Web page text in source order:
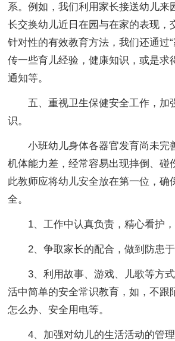
系。例如，我们利用家长接送幼儿来
长交换幼儿近日在园与在家的表现，
针对性的有效教育方法，我们还通过
传一些育儿经验，健康知识，或是求
通知等。
五、重视卫生保健安全工作，加
识。
小班幼儿身体各器官发育尚未完
机体能力差，经常容易出现摔倒、碰
此教师应将幼儿安全放在第一位，确
全。
1、工作中认真负责，精心看护
2、争取家长的配合，做到防患于
3、利用故事、游戏、儿歌等方
活中简单的安全常识教育，如，不跟
怎么办、安全用电等。
4、加强对幼儿的生活活动的管